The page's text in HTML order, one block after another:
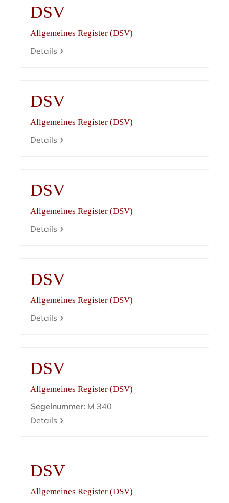
DSV
Allgemeines Register (DSV)
Details
DSV
Allgemeines Register (DSV)
Details
DSV
Allgemeines Register (DSV)
Details
DSV
Allgemeines Register (DSV)
Details
DSV
Allgemeines Register (DSV)
Segelnummer: M 340
Details
DSV
Allgemeines Register (DSV)